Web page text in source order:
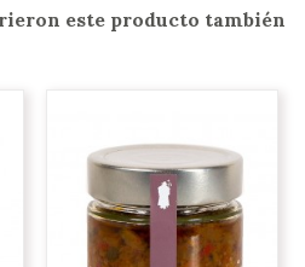
este producto también